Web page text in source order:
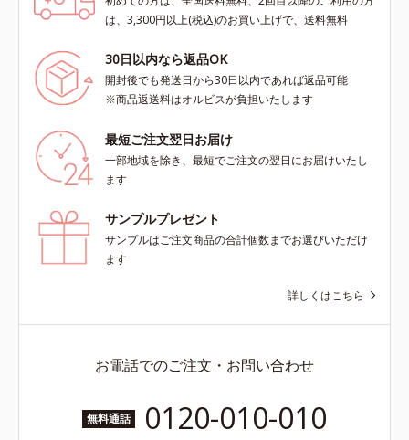
は、3,300円以上(税込)のお買い上げで、送料無料
30日以内なら返品OK
開封後でも発送日から30日以内であれば返品可能
※商品返送料はオルビスが負担いたします
最短ご注文翌日お届け
一部地域を除き、最短でご注文の翌日にお届けいたし
ます
サンプルプレゼント
サンプルはご注文商品の合計個数までお選びいただけ
ます
詳しくはこちら
お電話でのご注文・お問い合わせ
無料通話 0120-010-010